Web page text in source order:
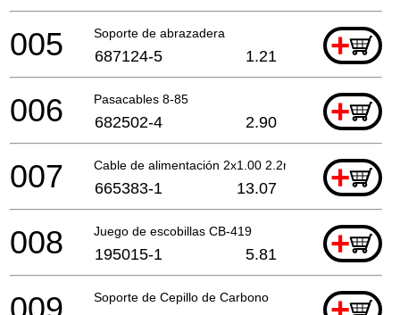
Soporte de abrazadera +
005 687124-5 1.21
Pasacables 8-85 +
006 682502-4 2.90
Cable de alimentación 2x1.00 2.2mtr +
007 665383-1 13.07
Juego de escobillas CB-419 +
008 195015-1 5.81
Soporte de Cepillo de Carbono